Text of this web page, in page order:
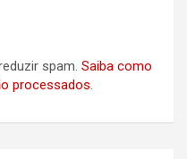
spam. Saiba como
processados.